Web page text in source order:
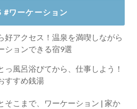
#ワーケーション
好アクセス！温泉を満喫しながら
ションできる宿9選
っ風呂浴びてから、仕事しよう！
すすめ銭湯
そこまで、ワーケーション | 家か